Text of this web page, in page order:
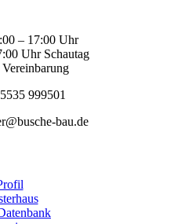
– 17:00 Uhr
Uhr Schautag
999501
bau.de